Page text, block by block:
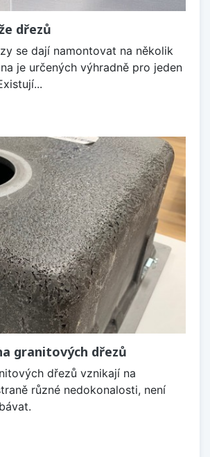
dřezů
se dají namontovat na několik
je určených výhradně pro jeden
granitových dřezů
dřezů vznikají na
různé nedokonalosti, není